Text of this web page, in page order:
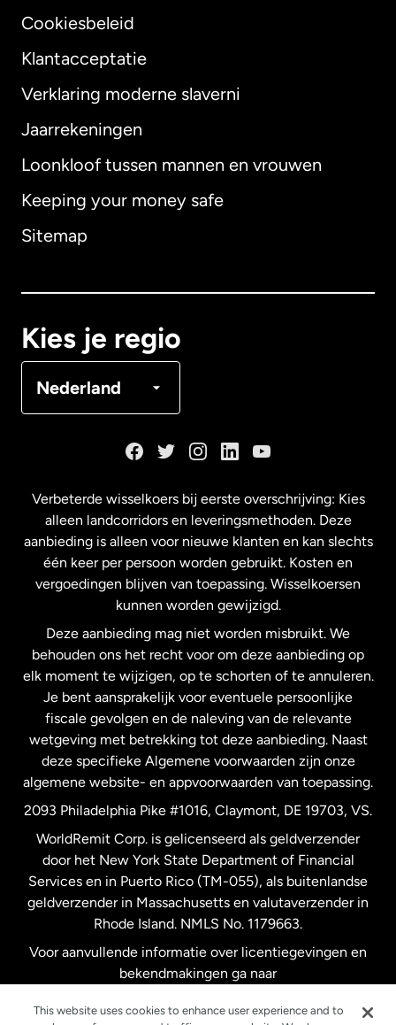
Cookiesbeleid
Klantacceptatie
Verklaring moderne slaverni
Jaarrekeningen
Loonkloof tussen mannen en vrouwen
Keeping your money safe
Sitemap
Kies je regio
Nederland
Internationaal English
Australië
Maleisië
Nederland
Nieuw-Zeeland
Spanje
Verenigd Koninkrijk
Verenigde Staten English
Verenigde Staten Español
Zweden
Verbeterde wisselkoers bij eerste overschrijving: Kies
alleen landcorridors en leveringsmethoden. Deze
aanbieding is alleen voor nieuwe klanten en kan slechts
één keer per persoon worden gebruikt. Kosten en
vergoedingen blijven van toepassing. Wisselkoersen
kunnen worden gewijzigd.
Deze aanbieding mag niet worden misbruikt. We
behouden ons het recht voor om deze aanbieding op
elk moment te wijzigen, op te schorten of te annuleren.
Je bent aansprakelijk voor eventuele persoonlijke
fiscale gevolgen en de naleving van de relevante
wetgeving met betrekking tot deze aanbieding. Naast
deze specifieke Algemene voorwaarden zijn onze
algemene website- en appvoorwaarden van toepassing.
2093 Philadelphia Pike #1016, Claymont, DE 19703, VS.
WorldRemit Corp. is gelicenseerd als geldverzender
door het New York State Department of Financial
Services en in Puerto Rico (TM-055), als buitenlandse
geldverzender in Massachusetts en valutaverzender in
Rhode Island. NMLS No. 1179663.
Voor aanvullende informatie over licentiegevingen en
bekendmakingen ga naar
This website uses cookies to enhance user experience and to